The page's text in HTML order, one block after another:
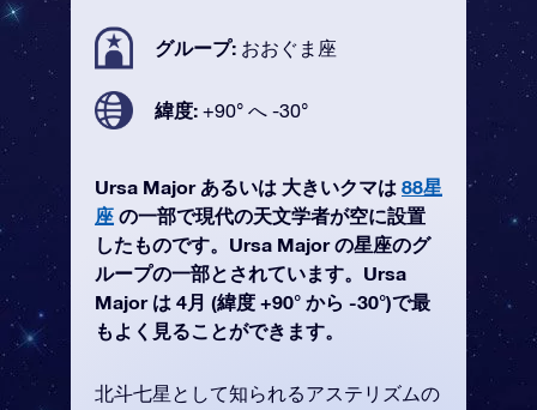
グループ: おおぐま座
緯度: +90° へ -30°
Ursa Major あるいは 大きいクマは 88星
座 の一部で現代の天文学者が空に設置
したものです。Ursa Major の星座のグ
ループの一部とされています。Ursa
Major は 4月 (緯度 +90° から -30°)で最
もよく見ることができます。
北斗七星として知られるアステリズムの